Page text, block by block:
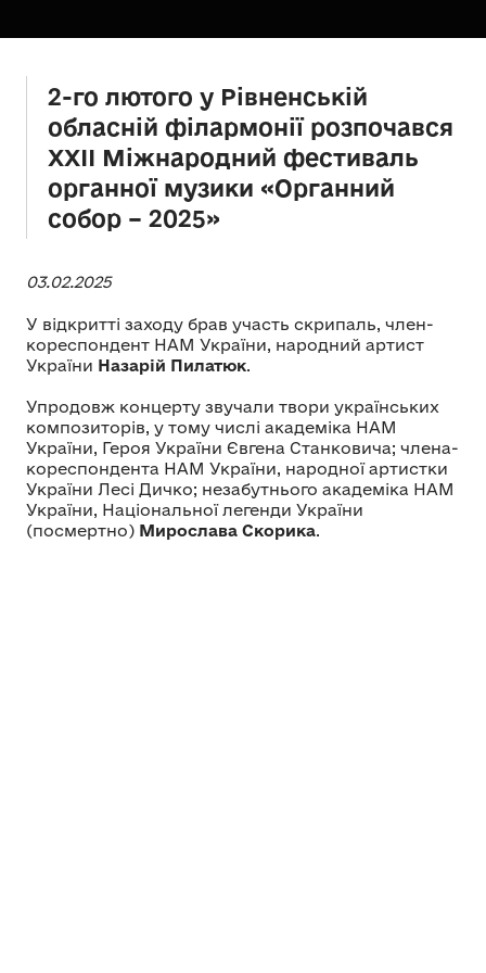
2-го лютого у Рівненській
обласній філармонії розпочався
ХХІІ Міжнародний фестиваль
органної музики «Органний
собор – 2025»
03.02.2025
У відкритті заходу брав участь скрипаль, член-
кореспондент НАМ України, народний артист
України Назарій Пилатюк.
Упродовж концерту звучали твори українських
композиторів, у тому числі академіка НАМ
України, Героя України Євгена Станковича; члена-
кореспондента НАМ України, народної артистки
України Лесі Дичко; незабутнього академіка НАМ
України, Національної легенди України
(посмертно) Мирослава Скорика.